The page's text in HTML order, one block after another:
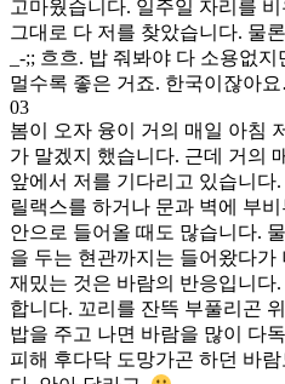
고마웠습니다. 일주일 자리를
그대로 다 저를 찾았습니다. 물
_-;; 흐흐. 밥 줘봐야 다 소용없
멀수록 좋은 거죠. 한국이잖아
03
봄이 오자 융이 거의 매일 아침
가 말겠지 했습니다. 근데 거의
앞에서 저를 기다리고 있습니다
릴랙스를 하거나 문과 벽에 부
안으로 들어올 때도 많습니다.
을 두는 현관까지는 들어왔다가
재밌는 것은 바람의 반응입니다
합니다. 꼬리를 잔뜩 부풀리곤
밥을 주고 나면 바람을 많이 다
피해 후다닥 도망가곤 하던 바